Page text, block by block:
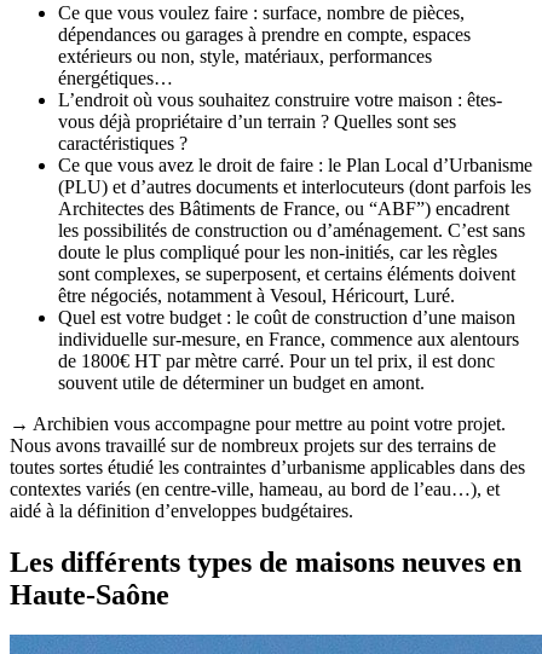
Ce que vous voulez faire : surface, nombre de pièces,
dépendances ou garages à prendre en compte, espaces
extérieurs ou non, style, matériaux, performances
énergétiques…
L’endroit où vous souhaitez construire votre maison : êtes-
vous déjà propriétaire d’un terrain ? Quelles sont ses
caractéristiques ?
Ce que vous avez le droit de faire : le Plan Local d’Urbanisme
(PLU) et d’autres documents et interlocuteurs (dont parfois les
Architectes des Bâtiments de France, ou “ABF”) encadrent
les possibilités de construction ou d’aménagement. C’est sans
doute le plus compliqué pour les non-initiés, car les règles
sont complexes, se superposent, et certains éléments doivent
être négociés, notamment à Vesoul, Héricourt, Luré.
Quel est votre budget : le coût de construction d’une maison
individuelle sur-mesure, en France, commence aux alentours
de 1800€ HT par mètre carré. Pour un tel prix, il est donc
souvent utile de déterminer un budget en amont.
→ Archibien vous accompagne pour mettre au point votre projet.
Nous avons travaillé sur de nombreux projets sur des terrains de
toutes sortes étudié les contraintes d’urbanisme applicables dans des
contextes variés (en centre-ville, hameau, au bord de l’eau…), et
aidé à la définition d’enveloppes budgétaires.
Les différents types de maisons neuves en
Haute-Saône